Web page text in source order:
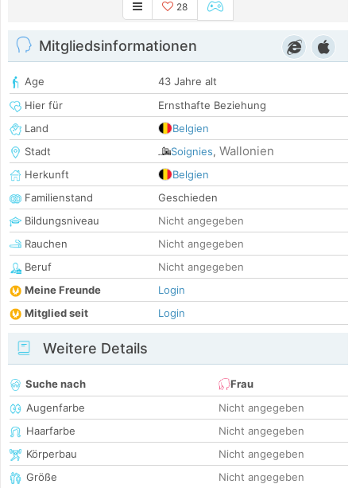
28
Mitgliedsinformationen
Age
43 Jahre alt
Hier für
Ernsthafte Beziehung
Land
Belgien
Stadt
Soignies, Wallonien
Herkunft
Belgien
Familienstand
Geschieden
Bildungsniveau
Nicht angegeben
Rauchen
Nicht angegeben
Beruf
Nicht angegeben
Meine Freunde
Login
Mitglied seit
Login
Weitere Details
Suche nach
Frau
Augenfarbe
Nicht angegeben
Haarfarbe
Nicht angegeben
Körperbau
Nicht angegeben
Größe
Nicht angegeben